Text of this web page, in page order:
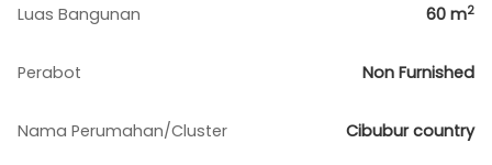
Luas Bangunan 60 m2
Perabot Non Furnished
Nama Perumahan/Cluster Cibubur country